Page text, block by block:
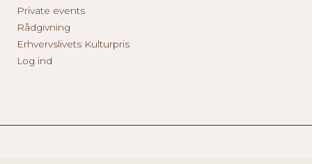
Private events
Rådgivning
Erhvervslivets Kulturpris
Log ind